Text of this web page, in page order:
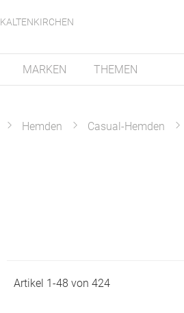
KALTENKIRCHEN
MARKEN THEMEN
Hemden Casual-Hemden
Artikel 1-48 von 424